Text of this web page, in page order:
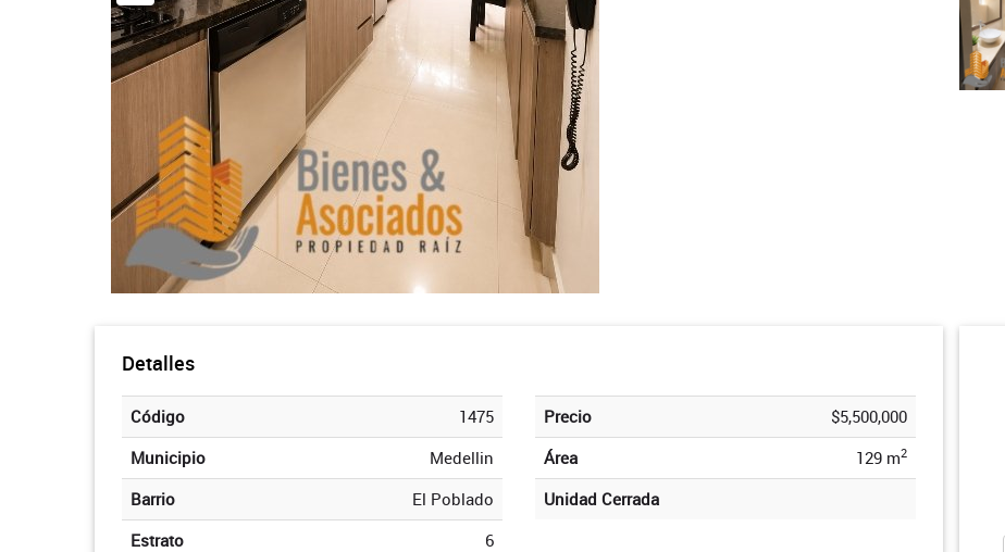
Detalles
Código
1475
Municipio
Medellin
Barrio
El Poblado
Estrato
6
Precio
$5,500,000
Área
129 m2
Unidad Cerrada